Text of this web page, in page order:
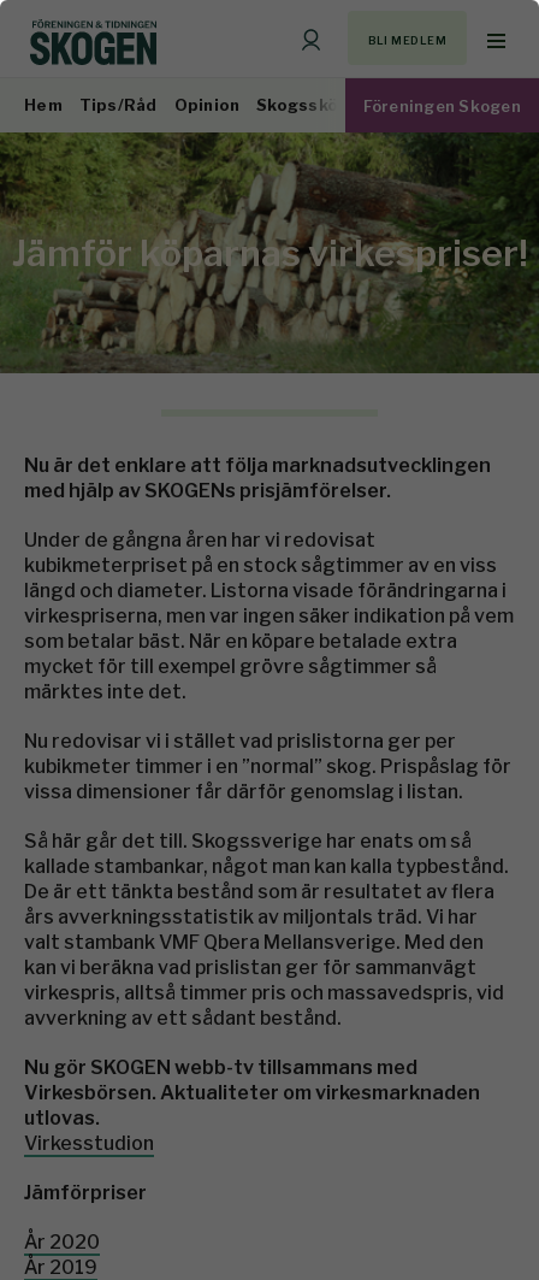
BLI MEDLEM
Hem Tips/Råd Opinion Skogsskötsel Virkesmarknad
Föreningen Skogen
Jämför köparnas virkespriser!
Nu är det enklare att följa marknadsutvecklingen
med hjälp av SKOGENs prisjämförelser.
Under de gångna åren har vi redovisat
kubikmeterpriset på en stock sågtimmer av en viss
längd och diameter. Listorna visade förändringarna i
virkespriserna, men var ingen säker indikation på vem
som betalar bäst. När en köpare betalade extra
mycket för till exempel grövre sågtimmer så
märktes inte det.
Nu redovisar vi i stället vad prislistorna ger per
kubikmeter timmer i en ”normal” skog. Prispåslag för
vissa dimensioner får därför genomslag i listan.
Så här går det till. Skogssverige har enats om så
kallade stambankar, något man kan kalla typbestånd.
De är ett tänkta bestånd som är resultatet av flera
års avverkningsstatistik av miljontals träd. Vi har
valt stambank VMF Qbera Mellansverige. Med den
kan vi beräkna vad prislistan ger för sammanvägt
virkespris, alltså timmer pris och massavedspris, vid
avverkning av ett sådant bestånd.
Nu gör SKOGEN webb-tv tillsammans med
Virkesbörsen. Aktualiteter om virkesmarknaden
utlovas.
Virkesstudion
Jämförpriser
År 2020
År 2019